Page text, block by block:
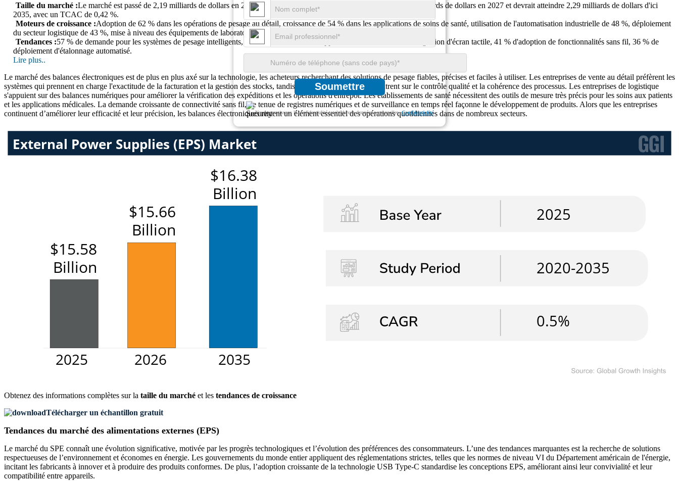
Soumettre
Nous garantissons la confidentialité totale de vos données personnelles.Confidentialité
Taille du marché :Le marché est passé de 2,19 milliards de dollars en 2025 à 2,20 milliards de dollars en 2026, a atteint 2,21 milliards de dollars en 2027 et devrait atteindre 2,29 milliards de dollars d'ici
2035, avec un TCAC de 0,42 %.
Moteurs de croissance :Adoption de 62 % dans les opérations de pesage au détail, croissance de 54 % dans les applications de soins de santé, utilisation de l'automatisation industrielle de 48 %, déploiement
du secteur logistique de 43 %, mise à niveau des équipements de laboratoire de 39 %.
Tendances :57 % de demande pour les systèmes de pesage intelligents, 49 % de croissance des appareils connectés, 44 % d'intégration d'écran tactile, 41 % d'adoption de fonctionnalités sans fil, 36 % de
déploiement d'étalonnage automatisé.
Lire plus..
Le marché des balances électroniques est de plus en plus axé sur la technologie, les acheteurs recherchant des solutions de pesage fiables, précises et faciles à utiliser. Les entreprises de vente au détail préfèrent les
systèmes qui prennent en charge l'exactitude de la facturation et la gestion des stocks, tandis que les fabricants se concentrent sur le contrôle qualité et la cohérence des processus. Les entreprises de logistique
s'appuient sur des balances numériques pour améliorer la vérification des expéditions et les opérations d'entrepôt. Les établissements de santé nécessitent des outils de mesure très précis pour les soins aux patients
et les applications médicales. La demande croissante de connectivité sans fil, de tenue de registres numériques et de surveillance en temps réel façonne le développement de produits. Alors que les entreprises
continuent d’améliorer leur efficacité et leur précision, les balances électroniques restent un élément essentiel des opérations quotidiennes dans de nombreux secteurs.
Obtenez des informations complètes sur la taille du marché et les tendances de croissance
Télécharger un échantillon gratuit
Tendances du marché des alimentations externes (EPS)
Le marché du SPE connaît une évolution significative, motivée par les progrès technologiques et l’évolution des préférences des consommateurs. L’une des tendances marquantes est la recherche de solutions
respectueuses de l’environnement et économes en énergie. Les gouvernements du monde entier appliquent des réglementations strictes, telles que les normes de niveau VI du Département américain de l'énergie,
incitant les fabricants à innover et à produire des produits conformes. De plus, l’adoption croissante de la technologie USB Type-C standardise les conceptions EPS, améliorant ainsi leur convivialité et leur
compatibilité entre appareils.